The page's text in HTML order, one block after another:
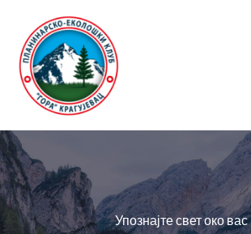
садржај
Упознајте свет око вас